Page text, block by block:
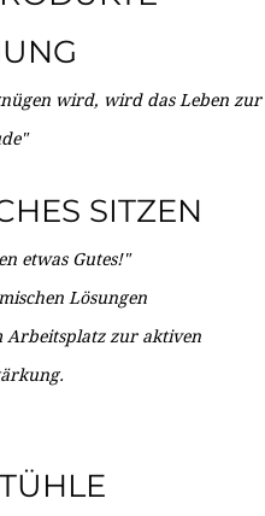
wird, wird das Leben zur
SITZEN
etwas Gutes!"
Lösungen
Arbeitsplatz zur aktiven